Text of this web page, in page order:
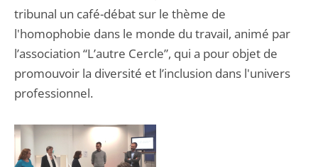
tribunal un café-débat sur le thème de
l'homophobie dans le monde du travail, animé par
l’association “L’autre Cercle”, qui a pour objet de
promouvoir la diversité et l’inclusion dans l'univers
professionnel.